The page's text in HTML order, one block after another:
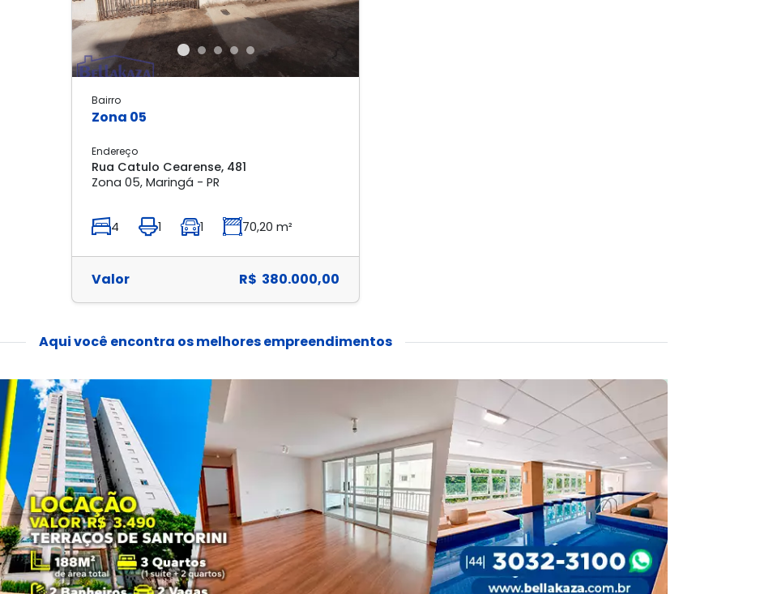
Bairro
Zona 05
Endereço
Rua Catulo Cearense, 481
Zona 05, Maringá - PR
4 1 1 70,20 m²
Valor R$ 380.000,00
Aqui você encontra os melhores empreendimentos